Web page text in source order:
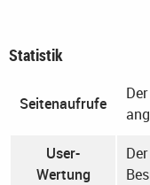
Statistik
Seitenaufrufe
User-
Wertung